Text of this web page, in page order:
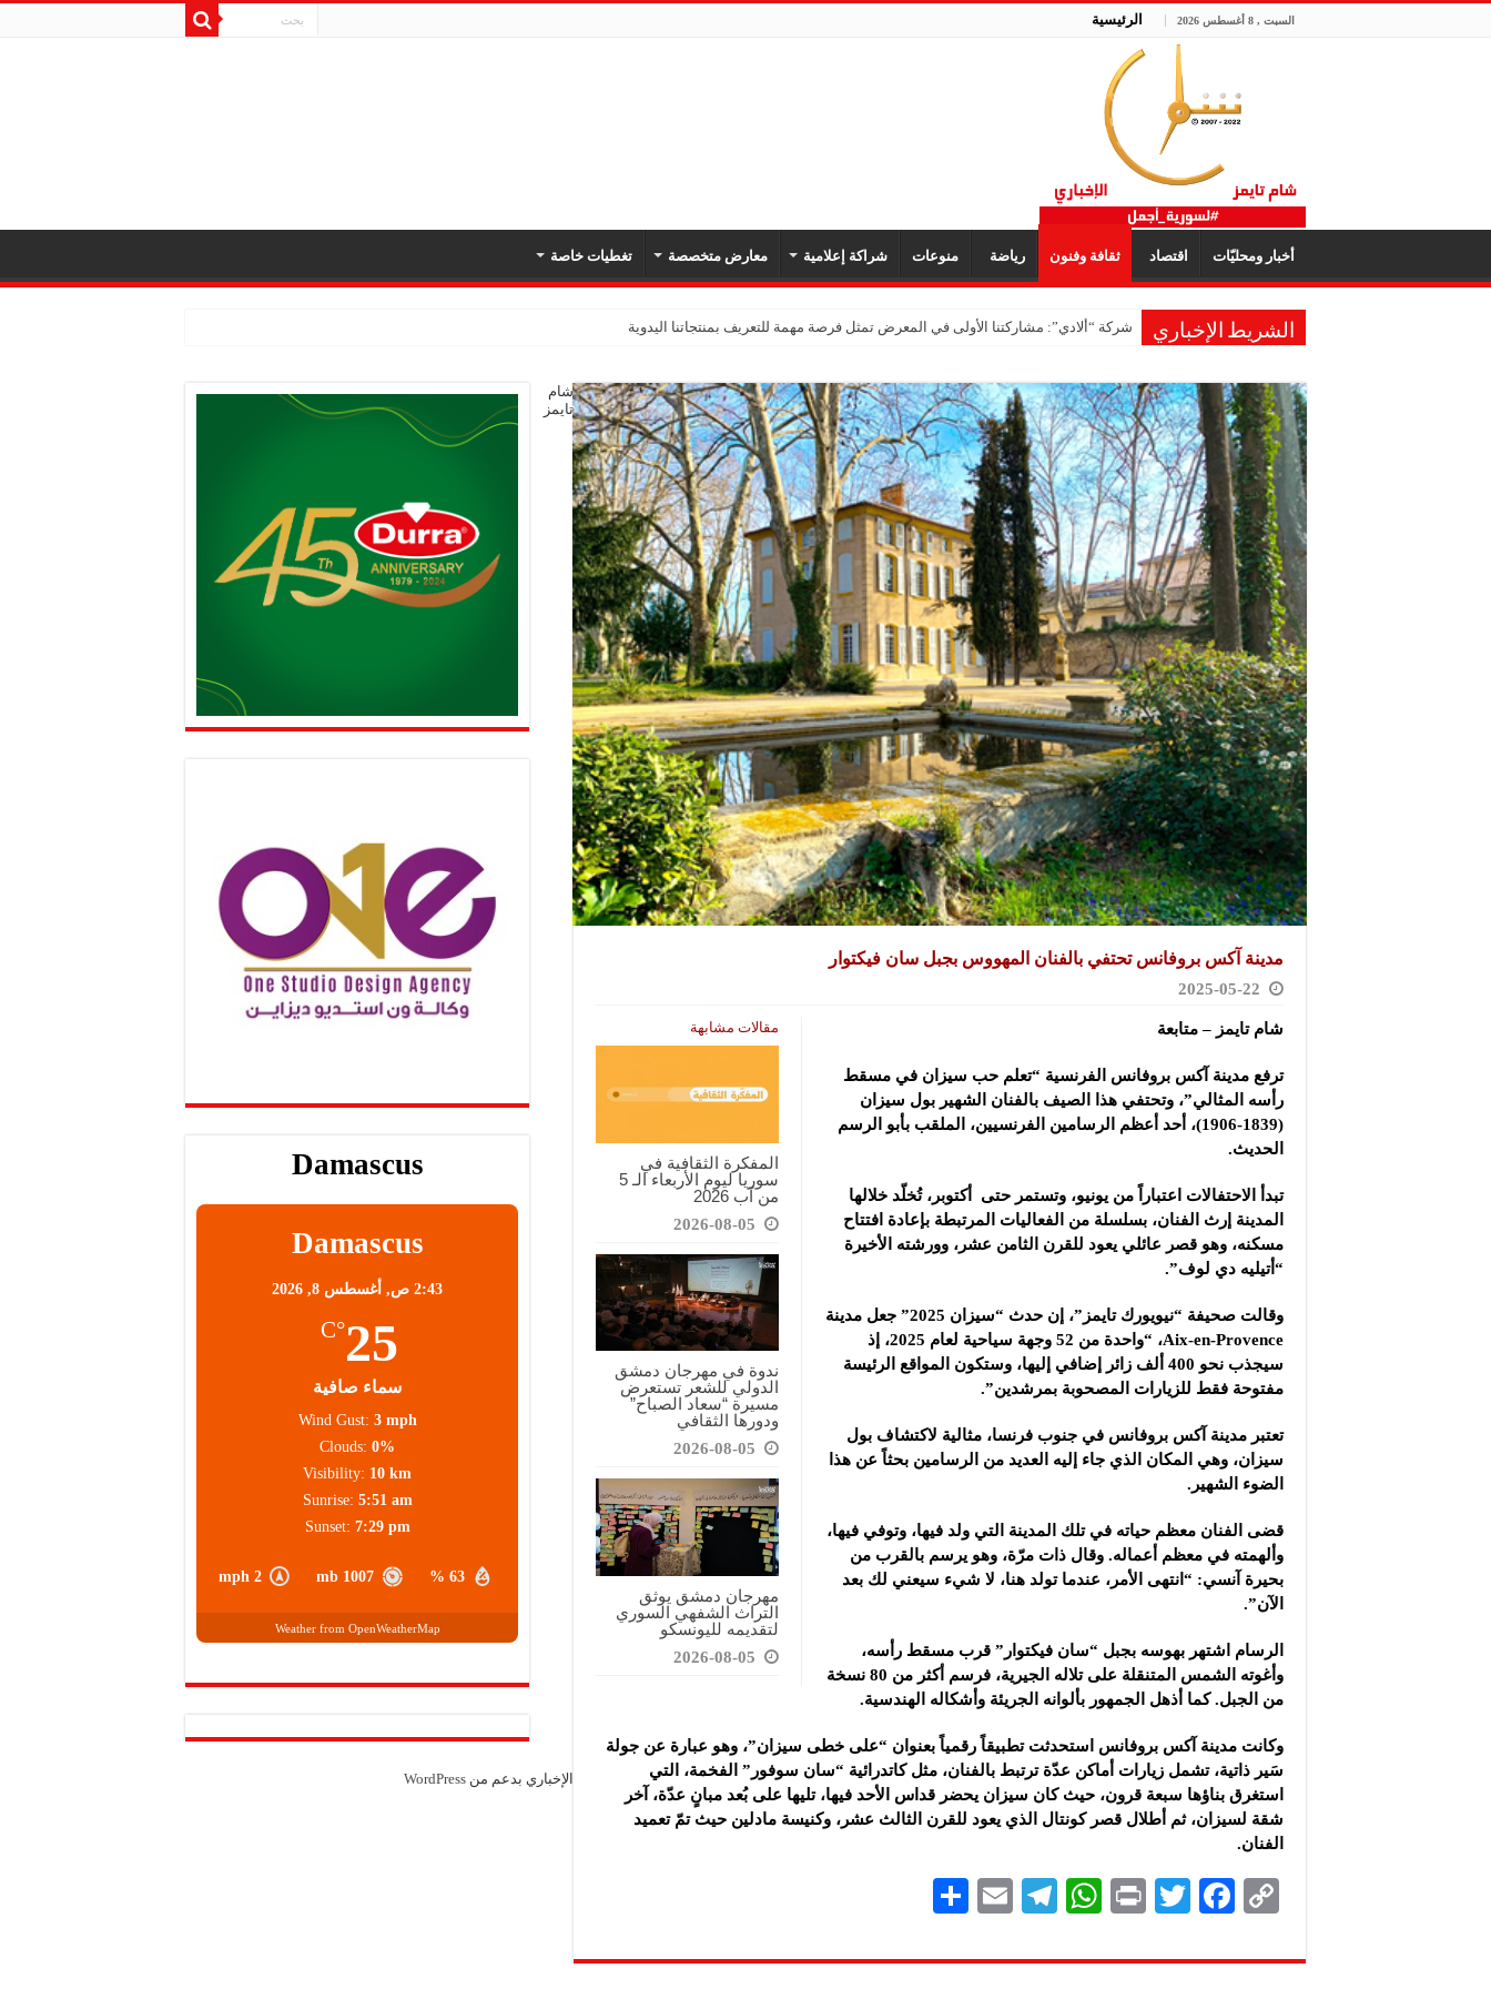
السبت , 8 أغسطس 2026 الرئيسية
أخبار ومحليّات اقتصاد ثقافة وفنون رياضة منوعات شراكة إعلامية معارض متخصصة تغطيات خاصة
الشريط الإخباري شركة “ألادي”: مشاركتنا الأولى في المعرض تمثل فرصة مهمة للتعريف بمنتجاتنا اليدوية
مدينة آكس بروفانس تحتفي بالفنان المهووس بجبل سان فيكتوار
2025-05-22
مقالات مشابهة
المفكرة الثقافية في
سوريا ليوم الأربعاء الـ 5
من آب 2026
2026-08-05
ندوة في مهرجان دمشق
الدولي للشعر تستعرض
مسيرة “سعاد الصباح”
ودورها الثقافي
2026-08-05
مهرجان دمشق يوثق
التراث الشفهي السوري
لتقديمه لليونسكو
2026-08-05
شام تايمز – متابعة
ترفع مدينة آكس بروفانس الفرنسية “تعلم حب سيزان في مسقط
رأسه المثالي”، وتحتفي هذا الصيف بالفنان الشهير بول سيزان
(1839-1906)، أحد أعظم الرسامين الفرنسيين، الملقب بأبو الرسم
الحديث.
تبدأ الاحتفالات اعتباراً من يونيو، وتستمر حتى أكتوبر، تُخلّد خلالها
المدينة إرث الفنان، بسلسلة من الفعاليات المرتبطة بإعادة افتتاح
مسكنه، وهو قصر عائلي يعود للقرن الثامن عشر، وورشته الأخيرة
“أتيليه دي لوف”.
وقالت صحيفة “نيويورك تايمز”، إن حدث “سيزان 2025” جعل مدينة
Aix-en-Provence، “واحدة من 52 وجهة سياحية لعام 2025، إذ
سيجذب نحو 400 ألف زائر إضافي إليها، وستكون المواقع الرئيسة
مفتوحة فقط للزيارات المصحوبة بمرشدين”.
تعتبر مدينة آكس بروفانس في جنوب فرنسا، مثالية لاكتشاف بول
سيزان، وهي المكان الذي جاء إليه العديد من الرسامين بحثاً عن هذا
الضوء الشهير.
قضى الفنان معظم حياته في تلك المدينة التي ولد فيها، وتوفي فيها،
وألهمته في معظم أعماله. وقال ذات مرّة، وهو يرسم بالقرب من
بحيرة آنسي: “انتهى الأمر، عندما تولد هنا، لا شيء سيعني لك بعد
الآن”.
الرسام اشتهر بهوسه بجبل “سان فيكتوار” قرب مسقط رأسه،
وأغوته الشمس المتنقلة على تلاله الجيرية، فرسم أكثر من 80 نسخة
من الجبل. كما أذهل الجمهور بألوانه الجريئة وأشكاله الهندسية.
وكانت مدينة آكس بروفانس استحدثت تطبيقاً رقمياً بعنوان “على خطى سيزان”، وهو عبارة عن جولة
سَير ذاتية، تشمل زيارات أماكن عدّة ترتبط بالفنان، مثل كاتدرائية “سان سوفور” الفخمة، التي
استغرق بناؤها سبعة قرون، حيث كان سيزان يحضر قداس الأحد فيها، تليها على بُعد مبانٍ عدّة، آخر
شقة لسيزان، ثم أطلال قصر كونتال الذي يعود للقرن الثالث عشر، وكنيسة مادلين حيث تمّ تعميد
الفنان.
C
p
F
eb
T
tt
P
nt
W
at
Te
gr
E
ai
ar
Damascus
Damascus
2:43 ص, أغسطس 8, 2026
25
°C
سماء صافية
63 %
1007 mb
2 mph
Wind Gust: 3 mph
Clouds: 0%
Visibility: 10 km
Sunrise: 5:51 am
Sunset: 7:29 pm
Weather from OpenWeatherMap
شام
تايمز
الإخباري بدعم من WordPress